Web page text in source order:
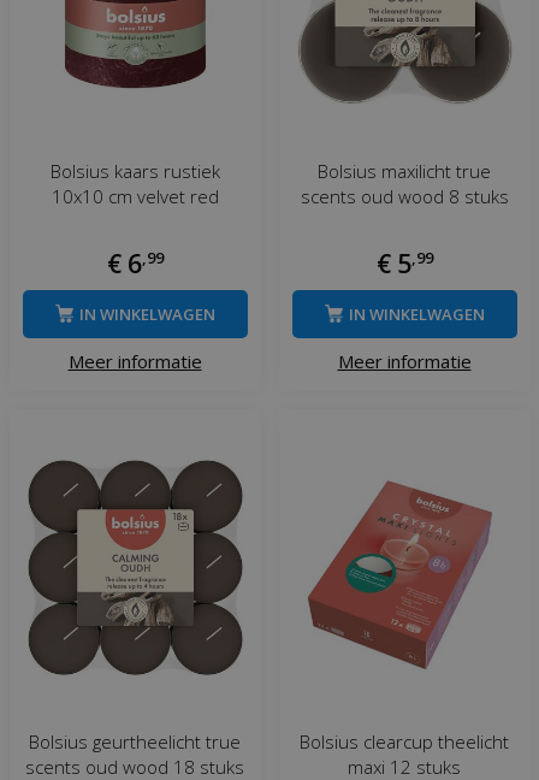
Bolsius kaars rustiek
10x10 cm velvet red
€ 6 99
Meer informatie
IN WINKELWAGEN
Bolsius maxilicht true
scents oud wood 8 stuks
€ 5 99
Meer informatie
IN WINKELWAGEN
Bolsius geurtheelicht true
scents oud wood 18 stuks
Bolsius clearcup theelicht
maxi 12 stuks